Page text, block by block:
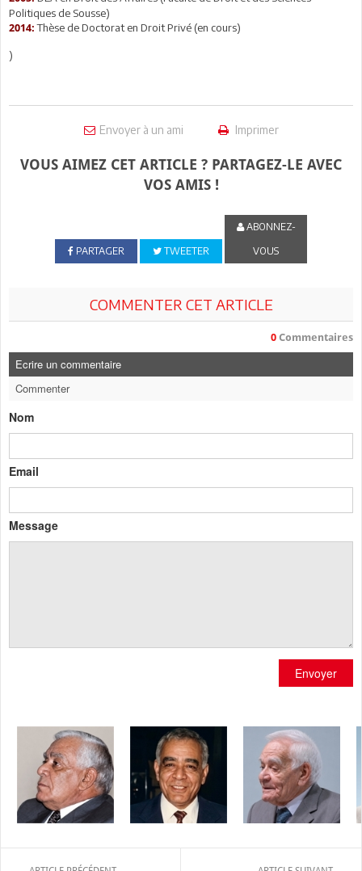
Politiques de Sousse)
2014: Thèse de Doctorat en Droit Privé (en cours)
)
Envoyer à un ami Imprimer
VOUS AIMEZ CET ARTICLE ? PARTAGEZ-LE AVEC
VOS AMIS !
PARTAGER TWEETER
ABONNEZ-
VOUS
COMMENTER CET ARTICLE
0 Commentaires
Ecrire un commentaire
Commenter
Nom
Email
Message
Envoyer